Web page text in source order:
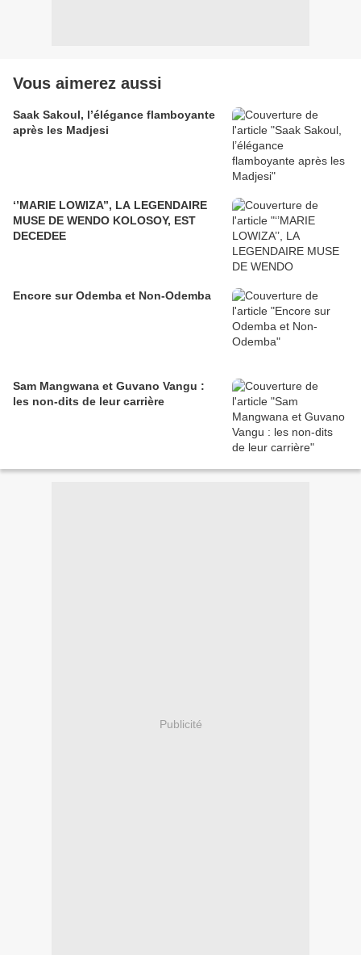
Vous aimerez aussi
Saak Sakoul, l’élégance flamboyante
après les Madjesi
‘’MARIE LOWIZA’’, LA LEGENDAIRE
MUSE DE WENDO KOLOSOY, EST
DECEDEE
Encore sur Odemba et Non-Odemba
Sam Mangwana et Guvano Vangu :
les non-dits de leur carrière
Publicité